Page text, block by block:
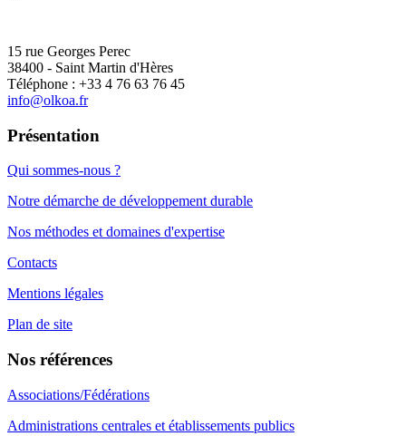
15 rue Georges Perec
38400 - Saint Martin d'Hères
Téléphone : +33 4 76 63 76 45
info@olkoa.fr
Présentation
Qui sommes-nous ?
Notre démarche de développement durable
Nos méthodes et domaines d'expertise
Contacts
Mentions légales
Plan de site
Nos références
Associations/Fédérations
Administrations centrales et établissements publics